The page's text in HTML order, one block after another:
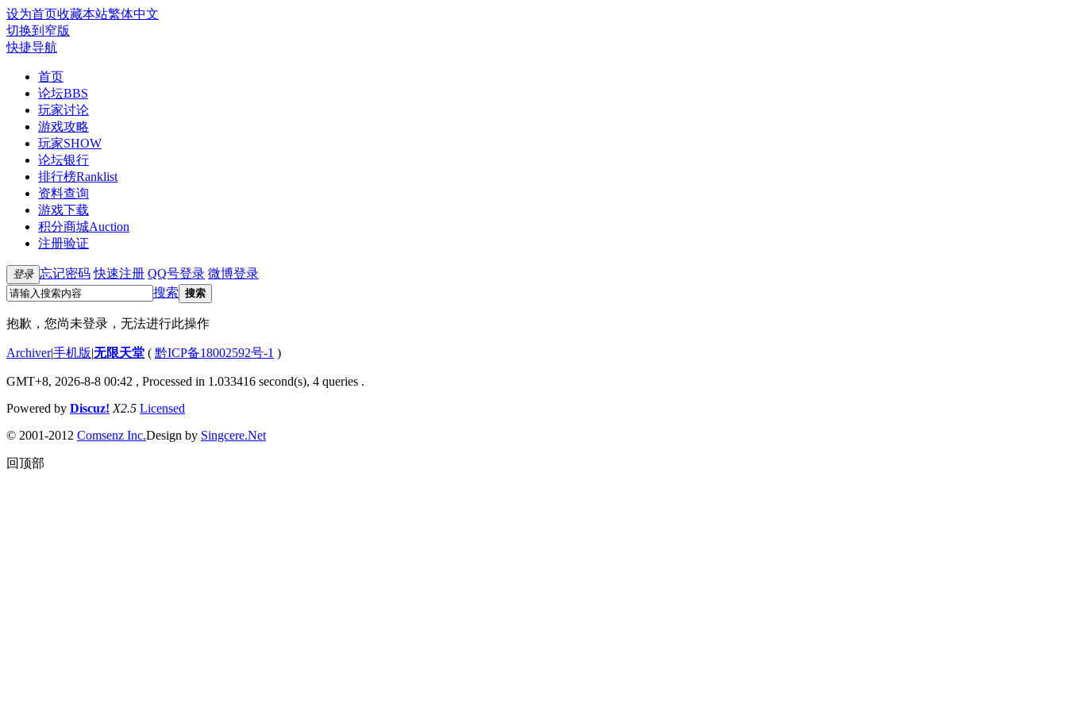
设为首页收藏本站繁体中文
切换到窄版
快捷导航
首页
论坛BBS
玩家讨论
游戏攻略
玩家SHOW
论坛银行
排行榜Ranklist
资料查询
游戏下载
积分商城Auction
注册验证
登录 忘记密码 快速注册 QQ号登录 微博登录
搜索 搜索
抱歉，您尚未登录，无法进行此操作
Archiver|手机版|无限天堂 ( 黔ICP备18002592号-1 )
GMT+8, 2026-8-8 00:42 , Processed in 1.033416 second(s), 4 queries .
Powered by Discuz! X2.5 Licensed
© 2001-2012 Comsenz Inc.Design by Singcere.Net
回顶部